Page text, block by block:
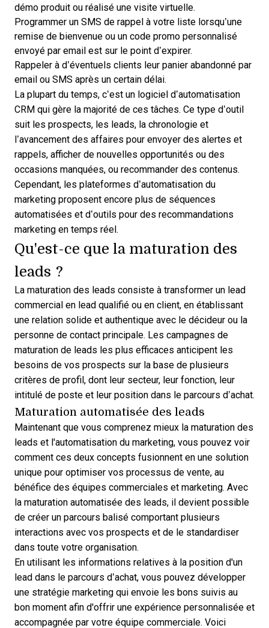
démo produit ou réalisé une visite virtuelle.
Programmer un SMS de rappel à votre liste lorsqu’une
remise de bienvenue ou un code promo personnalisé
envoyé par email est sur le point d’expirer.
Rappeler à d’éventuels clients leur panier abandonné par
email ou SMS après un certain délai.
La plupart du temps, c’est un logiciel d’automatisation
CRM qui gère la majorité de ces tâches. Ce type d’outil
suit les prospects, les leads, la chronologie et
l’avancement des affaires pour envoyer des alertes et
rappels, afficher de nouvelles opportunités ou des
occasions manquées, ou recommander des contenus.
Cependant, les plateformes d’automatisation du
marketing proposent encore plus de séquences
automatisées et d’outils pour des recommandations
marketing en temps réel.
Qu'est-ce que la maturation des
leads ?
La maturation des leads consiste à transformer un lead
commercial en lead qualifié ou en client, en établissant
une relation solide et authentique avec le décideur ou la
personne de contact principale. Les campagnes de
maturation de leads les plus efficaces anticipent les
besoins de vos prospects sur la base de plusieurs
critères de profil, dont leur secteur, leur fonction, leur
intitulé de poste et leur position dans le parcours d’achat.
Maturation automatisée des leads
Maintenant que vous comprenez mieux la maturation des
leads et l'automatisation du marketing, vous pouvez voir
comment ces deux concepts fusionnent en une solution
unique pour optimiser vos processus de vente, au
bénéfice des équipes commerciales et marketing. Avec
la maturation automatisée des leads, il devient possible
de créer un parcours balisé comportant plusieurs
interactions avec vos prospects et de le standardiser
dans toute votre organisation.
En utilisant les informations relatives à la position d'un
lead dans le parcours d’achat, vous pouvez développer
une stratégie marketing qui envoie les bons suivis au
bon moment afin d'offrir une expérience personnalisée et
accompagnée par votre équipe commerciale. Voici